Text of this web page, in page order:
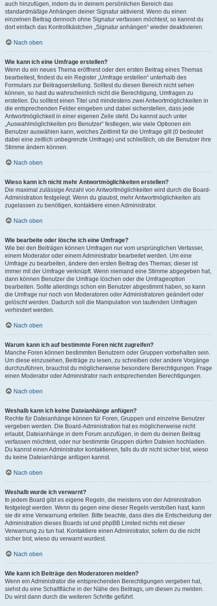
auch hinzufügen, indem du in deinem persönlichen Bereich das
standardmäßige Anhängen deiner Signatur aktivierst. Wenn du einen
einzelnen Beitrag dennoch ohne Signatur verfassen möchtest, so kannst du
dort einfach das Kontrollkästchen „Signatur anhängen“ wieder deaktivieren.
Nach oben
Wie kann ich eine Umfrage erstellen?
Wenn du ein neues Thema eröffnest oder den ersten Beitrag eines Themas
bearbeitest, findest du ein Register „Umfrage erstellen“ unterhalb des
Formulars zur Beitragserstellung. Solltest du diesen Bereich nicht sehen
können, so hast du wahrscheinlich nicht die Berechtigung, Umfragen zu
erstellen. Du solltest einen Titel und mindestens zwei Antwortmöglichkeiten in
die entsprechenden Felder eingeben und dabei sicherstellen, dass jede
Antwortmöglichkeit in einer eigenen Zeile steht. Du kannst auch unter
„Auswahlmöglichkeiten pro Benutzer“ festlegen, wie viele Optionen ein
Benutzer auswählen kann, welches Zeitlimit für die Umfrage gilt (0 bedeutet
dabei eine zeitlich unbegrenzte Umfrage) und schließlich, ob die Benutzer ihre
Stimme ändern können.
Nach oben
Wieso kann ich nicht mehr Antwortmöglichkeiten erstellen?
Die maximal zulässige Anzahl von Antwortmöglichkeiten wird durch die Board-
Administration festgelegt. Wenn du glaubst, mehr Antwortmöglichkeiten als
zugelassen zu benötigen, kontaktiere einen Administrator.
Nach oben
Wie bearbeite oder lösche ich eine Umfrage?
Wie bei den Beiträgen können Umfragen nur vom ursprünglichen Verfasser,
einem Moderator oder einem Administrator bearbeitet werden. Um eine
Umfrage zu bearbeiten, ändere den ersten Beitrag des Themas; dieser ist
immer mit der Umfrage verknüpft. Wenn niemand eine Stimme abgegeben hat,
dann können Benutzer die Umfrage löschen oder die Umfrageoption
bearbeiten. Sollte allerdings schon ein Benutzer abgestimmt haben, so kann
die Umfrage nur noch von Moderatoren oder Administratoren geändert oder
gelöscht werden. Dadurch soll die Manipulation von laufenden Umfragen
verhindert werden.
Nach oben
Warum kann ich auf bestimmte Foren nicht zugreifen?
Manche Foren können bestimmten Benutzern oder Gruppen vorbehalten sein.
Um diese einzusehen, Beiträge zu lesen, zu schreiben oder andere Vorgänge
durchzuführen, brauchst du möglicherweise besondere Berechtigungen. Frage
einen Moderator oder Administrator nach entsprechenden Berechtigungen.
Nach oben
Weshalb kann ich keine Dateianhänge anfügen?
Rechte für Dateianhänge können für Foren, Gruppen und einzelne Benutzer
vergeben werden. Die Board-Administration hat es möglicherweise nicht
erlaubt, Dateianhänge in dem Forum anzufügen, in dem du deinen Beitrag
verfassen möchtest, oder nur bestimmte Gruppen dürfen Dateien hochladen.
Du kannst einen Administrator kontaktieren, falls du dir nicht sicher bist, wieso
du keine Dateianhänge anfügen kannst.
Nach oben
Weshalb wurde ich verwarnt?
In jedem Board gibt es eigene Regeln, die meistens von der Administration
festgelegt werden. Wenn du gegen eine dieser Regeln verstoßen hast, kann
sie dir eine Verwarnung erteilen. Bitte beachte, dass dies die Entscheidung der
Administration dieses Boards ist und phpBB Limited nichts mit dieser
Verwarnung zu tun hat. Kontaktiere einen Administrator, sofern du die nicht
sicher bist, wieso du verwarnt wurdest.
Nach oben
Wie kann ich Beiträge den Moderatoren melden?
Wenn ein Administrator die entsprechenden Berechtigungen vergeben hat,
siehst du eine Schaltfläche in der Nähe des Beitrags, um diesen zu melden.
Du wirst dann durch die weiteren Schritte geführt.